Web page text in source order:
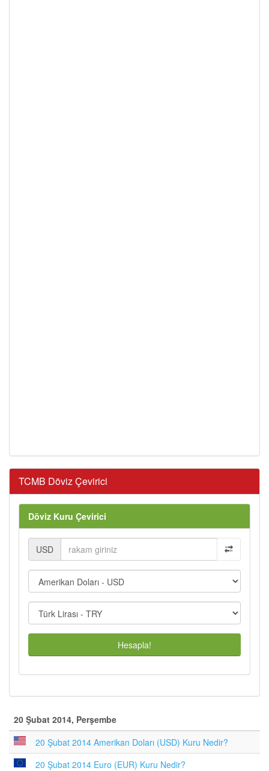
TCMB Döviz Çevirici
Döviz Kuru Çevirici
USD
Hesapla!
20 Şubat 2014, Perşembe
20 Şubat 2014 Amerikan Doları (USD) Kuru Nedir?
20 Şubat 2014 Euro (EUR) Kuru Nedir?